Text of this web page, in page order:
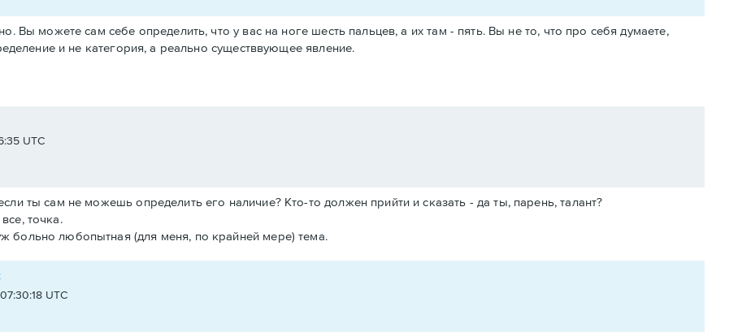
Вы можете сам себе определить, что у вас на ноге шесть пальцев, а их там - пять. Вы не то, что про себя думаете,
и не категория, а реально существвующее явление.
UTC
ты сам не можешь определить его наличие? Кто-то должен прийти и сказать - да ты, парень, талант?
точка.
больно любопытная (для меня, по крайней мере) тема.
UTC